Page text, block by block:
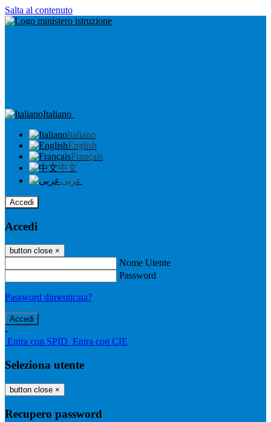
Salta al contenuto
Italiano
Italiano
English
Français
中文
عربى
Accedi
Accedi
button close ×
Nome Utente
Password
Password dimenticata?
-
Entra con SPID Entra con CIE
Seleziona utente
button close ×
Recupero password